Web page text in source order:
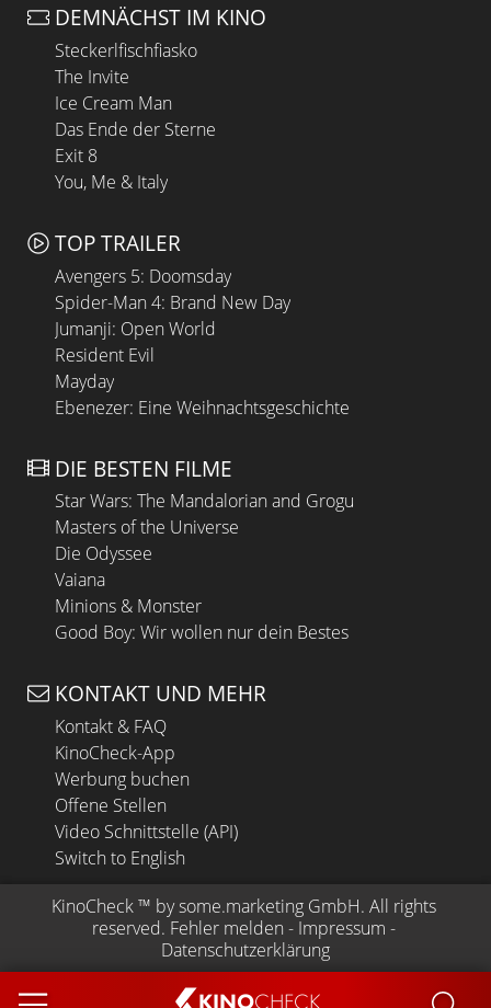
KINOCHECK
DEMNÄCHST IM KINO
Steckerlfischfiasko
The Invite
Ice Cream Man
Das Ende der Sterne
Exit 8
You, Me & Italy
TOP TRAILER
Avengers 5: Doomsday
Spider-Man 4: Brand New Day
Jumanji: Open World
Resident Evil
Mayday
Ebenezer: Eine Weihnachtsgeschichte
DIE BESTEN FILME
Star Wars: The Mandalorian and Grogu
Masters of the Universe
Die Odyssee
Vaiana
Minions & Monster
Good Boy: Wir wollen nur dein Bestes
KONTAKT UND MEHR
Kontakt & FAQ
KinoCheck-App
Werbung buchen
Offene Stellen
Video Schnittstelle (API)
Switch to English
KinoCheck ™ by some.marketing GmbH. All rights
reserved. Fehler melden - Impressum -
Datenschutzerklärung